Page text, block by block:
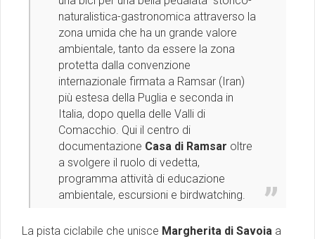
naturalistica-gastronomica attraverso la
zona umida che ha un grande valore
ambientale, tanto da essere la zona
protetta dalla convenzione
internazionale firmata a Ramsar (Iran)
più estesa della Puglia e seconda in
Italia, dopo quella delle Valli di
Comacchio. Qui il centro di
documentazione Casa di Ramsar oltre
a svolgere il ruolo di vedetta,
programma attività di educazione
ambientale, escursioni e birdwatching.
La pista ciclabile che unisce Margherita di Savoia a